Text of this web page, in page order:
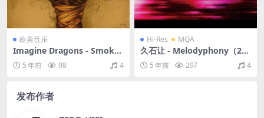
欧美音乐
Imagine Dragons - Smoke
+ Mirrors (Deluxe)（2015/F
LAC/分轨/573M）
5 年前 98 4
Hi-Res MQA
久石让 - Melodyphony（201
0/FLAC/分轨/649M）(MQA/
24bit/48kHz)
5 年前 297 4
发布作者